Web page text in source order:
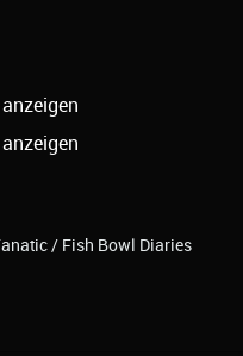
anzeigen
anzeigen
/ Fish Bowl Diaries